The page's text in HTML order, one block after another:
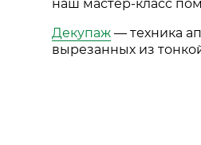
наш мастер-класс
Декупаж — техника
вырезанных из